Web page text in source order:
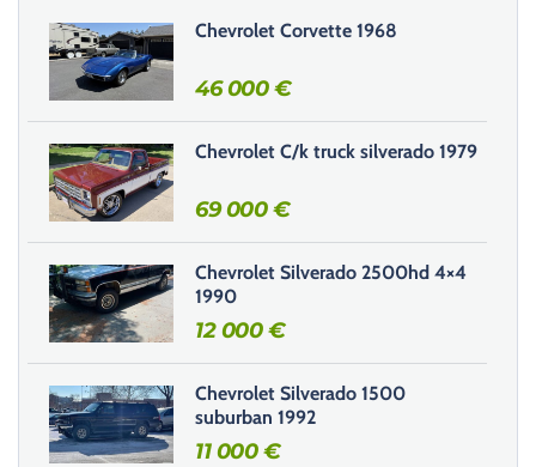
e
c
c
h
a
m
p
v
i
d
e
.
Chevrolet Corvette 1968
46 000€
Chevrolet C/k truck silverado 1979
69 000€
Chevrolet Silverado 2500hd 4×4
1990
12 000€
Chevrolet Silverado 1500
suburban 1992
11 000€